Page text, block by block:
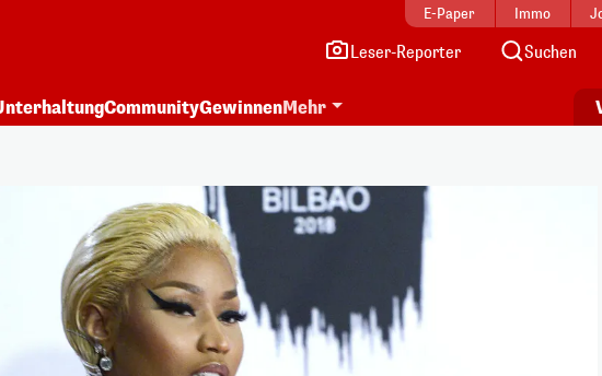
E-Paper Immo
Leser-Reporter Suchen
CommunityGewinnenMehr